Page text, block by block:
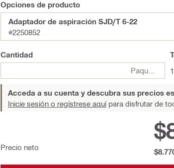
Opciones de producto
Adaptador de aspiración SJD/T 6-22
#2250852
Cantidad
Paquetes
1
Acceda a su cuenta y descubra sus precios
Inicie sesión o regístrese aquípara disfrutar de
Precio neto